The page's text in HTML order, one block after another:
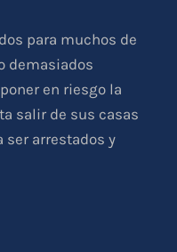
para muchos de
demasiados
en riesgo la
salir de sus casas
ser arrestados y